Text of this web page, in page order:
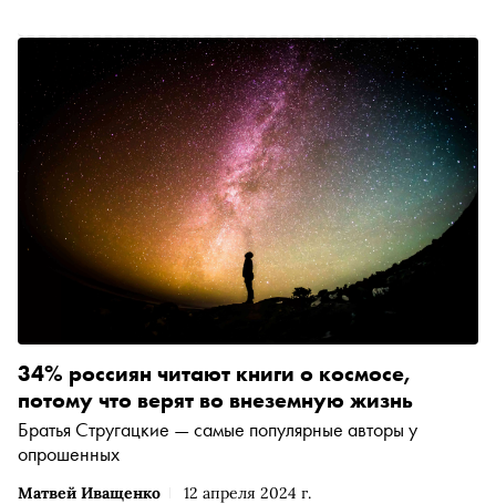
Матвей Иващенко 12 апреля 2024 г.
34% россиян читают книги о космосе,
потому что верят во внеземную жизнь
Братья Стругацкие — самые популярные авторы у
опрошенных